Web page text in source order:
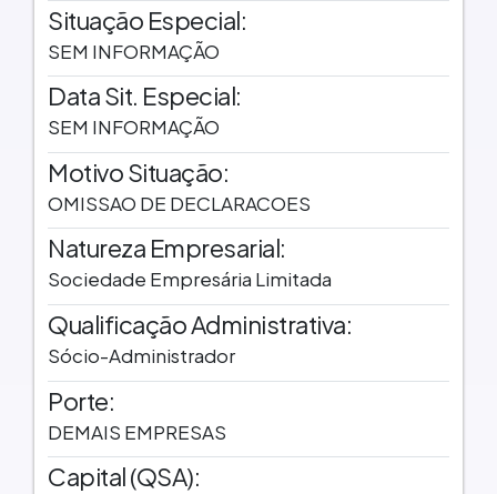
Situação Especial:
SEM INFORMAÇÃO
Data Sit. Especial:
SEM INFORMAÇÃO
Motivo Situação:
OMISSAO DE DECLARACOES
Natureza Empresarial:
Sociedade Empresária Limitada
Qualificação Administrativa:
Sócio-Administrador
Porte:
DEMAIS EMPRESAS
Capital (QSA):